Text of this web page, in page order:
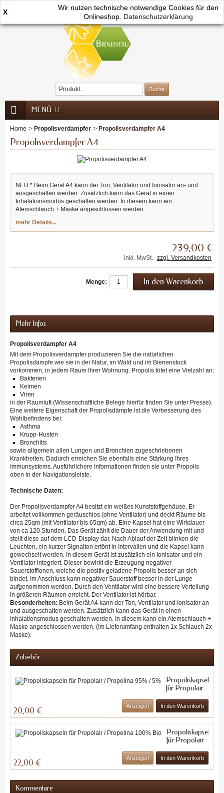
X
Wir nutzen technische notwendige Cookies für den
Onlineshop. Datenschutzerklärung
0
MENÜ
Home > Propolisverdampfer > Propolisverdampfer A4
Propolisverdampfer A4
NEU * Beim Gerät A4 kann der Ton, Ventilator und Ionisator an- und
ausgeschalten werden. Zusätzlich kann das Gerät in einen
Inhalationsmodus geschalten werden. In diesem kann ein
Atemschlauch + Maske angeschlossen werden.
mehr Details...
239,00 €
inkl. MwSt. zzgl. Versandkosten
Menge:
Mehr Infos
Propolisverdampfer A4
Mit dem Propolisverdampfer produzieren Sie die natürlichen
Propolisdämpfe wie sie in der Natur, im Wald und im Bienenstock
vorkommen, in jedem Raum Ihrer Wohnung. Propolis tötet eine Vielzahl an:
Bakterien
Keimen
Viren
in der Raumluft (Wissenschaftliche Belege hierfür finden Sie unter Presse).
Eine weitere Eigenschaft der Propolisdämpfe ist die Verbesserung des
Wohlbefindens bei:
Asthma
Krupp-Husten
Bronchitis
sowie allgemein allen Lungen und Bronchien zugeschriebenen
Krankheiten. Dadurch erreichen Sie ebenfalls eine Stärkung Ihres
Immunsystems. Ausführlichere Informationen finden sie unter Propolis
oben in der Navigationsleiste.
Technische Daten:
Der Propolisverdampfer A4 besitzt ein weißes Kunststoffgehäuse. Er
arbeitet vollkommen geräuschlos (ohne Ventilator) und deckt Räume bis
circa 25qm (mit Ventilator bis 65qm) ab. Eine Kapsel hat eine Wirkdauer
von ca 120 Stunden. Das Gerät zählt die Dauer der Anwendung mit und
stellt diese auf dem LCD-Display dar. Nach Ablauf der Zeit blinken die
Leuchten, ein kurzer Signalton ertönt in Intervallen und die Kapsel kann
gewechselt werden. In diesem Gerät ist zusätzlich ein Ionisator und ein
Ventilator integriert. Dieser bewirkt die Erzeugung negativer
Sauerstoffionen, welche die positiv geladene Propolis besser an sich
bindet. Im Anschluss kann negativer Sauerstoff besser in der Lunge
aufgenommen werden. Durch den Ventilator wird eine bessere Verteilung
in größeren Räumen erreicht. Der Ventilator ist hörbar.
Besonderheiten: Beim Gerät A4 kann der Ton, Ventilator und Ionisator an-
und ausgeschalten werden. Zusätzlich kann das Gerät in einen
Inhalationsmodus geschalten werden. In diesem kann ein Atemschlauch +
Maske angeschlossen werden. (Im Lieferumfang enthalten 1x Schlauch 2x
Maske).
Zubehör
Propoliskapseln
für Propolair
95% / 5%
20,00 € In den Warenkorb
Anzeigen
Propoliskapseln
für Propolair
100% Bio
22,00 € In den Warenkorb
Anzeigen
Kommentare